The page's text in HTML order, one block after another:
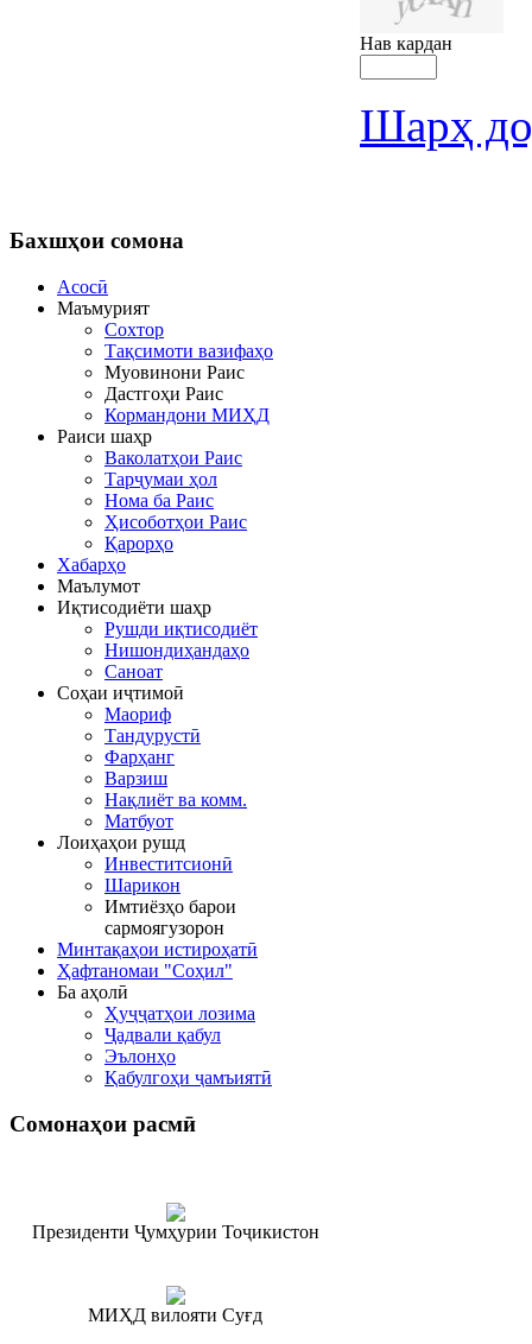
Нав кардан
Шарҳ
Бахшҳои сомона
Асосӣ
Маъмурият
Сохтор
Тақсимоти вазифаҳо
Муовинони Раис
Дастгоҳи Раис
Кормандони МИҲД
Раиси шаҳр
Ваколатҳои Раис
Тарҷумаи ҳол
Нома ба Раис
Ҳисоботҳои Раис
Қарорҳо
Хабарҳо
Маълумот
Иқтисодиёти шаҳр
Рушди иқтисодиёт
Нишондиҳандаҳо
Саноат
Соҳаи иҷтимоӣ
Маориф
Тандурустӣ
Фарҳанг
Варзиш
Нақлиёт ва комм.
Матбуот
Лоиҳаҳои рушд
Инвеститсионӣ
Шарикон
Имтиёзҳо барои
сармоягузорон
Минтақаҳои истироҳатӣ
Ҳафтаномаи "Соҳил"
Ба аҳолӣ
Ҳуҷҷатҳои лозима
Ҷадвали қабул
Эълонҳо
Қабулгоҳи ҷамъиятӣ
Сомонаҳои расмӣ
Президенти Ҷумҳурии Тоҷикистон
МИҲД вилояти Суғд